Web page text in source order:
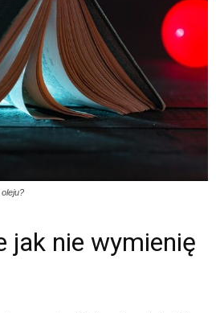
jak nie wymienię